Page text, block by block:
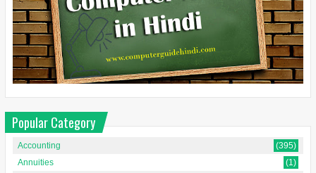
Popular Category
Accounting
(395)
Annuities
(1)